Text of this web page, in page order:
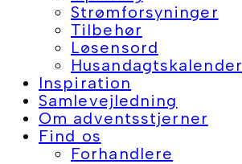
Strømforsyninger
Tilbehør
Løsensord
Husandagtskalender
Inspiration
Samlevejledning
Om adventsstjerner
Find os
Forhandlere